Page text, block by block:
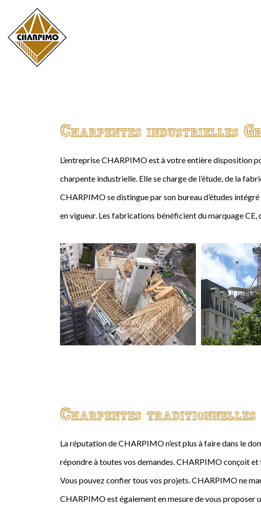
Charpentes industrielles
L’entreprise CHARPIMO est à votre entière disposition
charpente industrielle. Elle se charge de l’étude, de la
CHARPIMO se distingue par son bureau d’études
en vigueur. Les fabrications bénéficient du marquage
Charpentes
La réputation de CHARPIMO n’est plus à faire dans le
répondre à toutes vos demandes. CHARPIMO conçoit
Vous pouvez confier tous vos projets. CHARPIMO ne
CHARPIMO est également en mesure de vous proposer